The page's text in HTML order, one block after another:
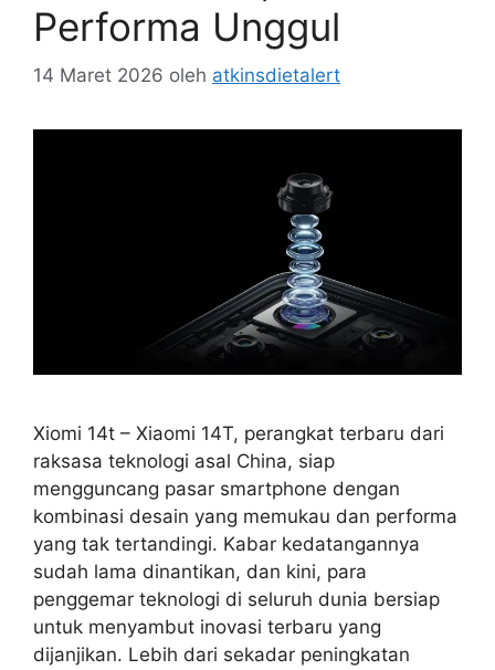
Performa Unggul
14 Maret 2026 oleh atkinsdietalert
Xiomi 14t – Xiaomi 14T, perangkat terbaru dari
raksasa teknologi asal China, siap
mengguncang pasar smartphone dengan
kombinasi desain yang memukau dan performa
yang tak tertandingi. Kabar kedatangannya
sudah lama dinantikan, dan kini, para
penggemar teknologi di seluruh dunia bersiap
untuk menyambut inovasi terbaru yang
dijanjikan. Lebih dari sekadar peningkatan